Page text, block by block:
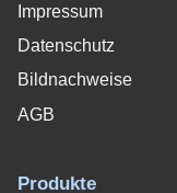
Impressum
Datenschutz
Bildnachweise
AGB
Produkte